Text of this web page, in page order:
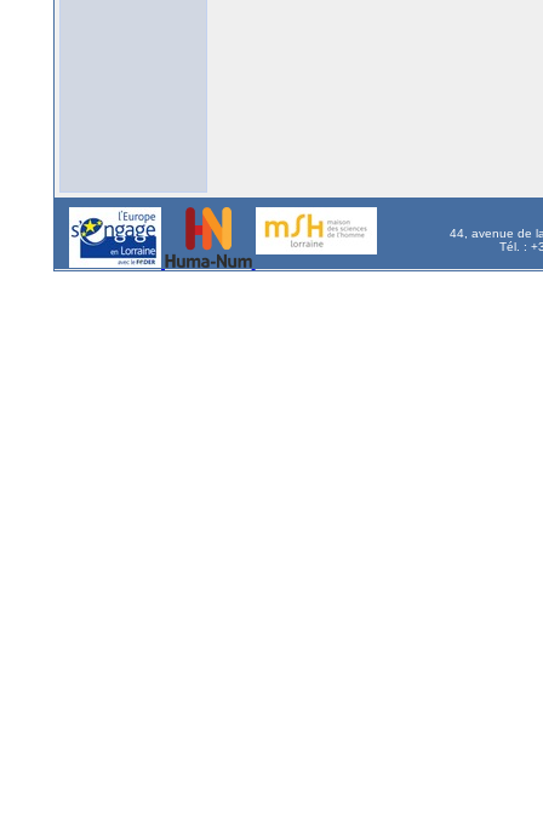
44, avenue de
Tél. :